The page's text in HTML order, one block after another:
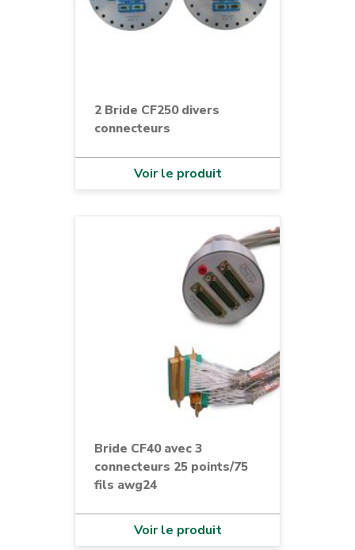
2 Bride CF250 divers
connecteurs
Voir le produit
Bride CF40 avec 3
connecteurs 25 points/75
fils awg24
Voir le produit